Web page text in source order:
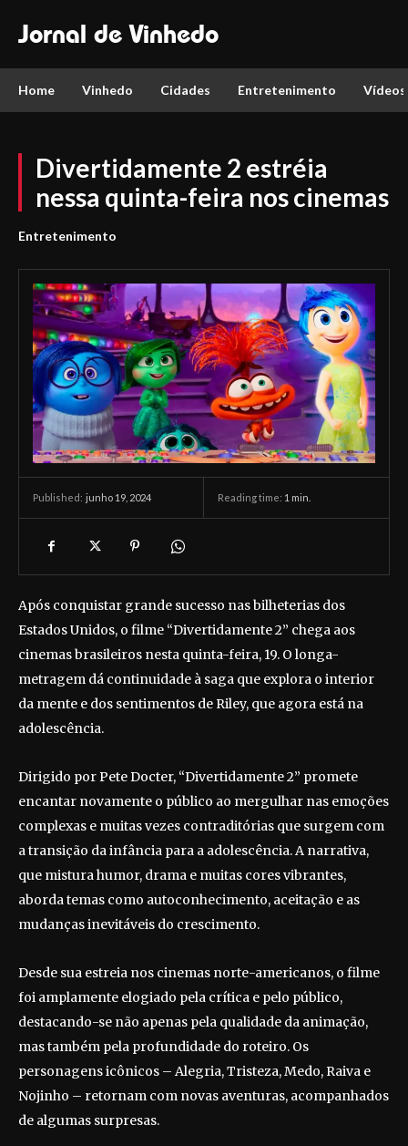
Jornal de Vinhedo
Home Vinhedo Cidades Entretenimento Vídeos
Divertidamente 2 estréia
nessa quinta-feira nos cinemas
Entretenimento
Published: junho 19, 2024 Reading time: 1 min.
Após conquistar grande sucesso nas bilheterias dos
Estados Unidos, o filme “Divertidamente 2” chega aos
cinemas brasileiros nesta quinta-feira, 19. O longa-
metragem dá continuidade à saga que explora o interior
da mente e dos sentimentos de Riley, que agora está na
adolescência.
Dirigido por Pete Docter, “Divertidamente 2” promete
encantar novamente o público ao mergulhar nas emoções
complexas e muitas vezes contraditórias que surgem com
a transição da infância para a adolescência. A narrativa,
que mistura humor, drama e muitas cores vibrantes,
aborda temas como autoconhecimento, aceitação e as
mudanças inevitáveis do crescimento.
Desde sua estreia nos cinemas norte-americanos, o filme
foi amplamente elogiado pela crítica e pelo público,
destacando-se não apenas pela qualidade da animação,
mas também pela profundidade do roteiro. Os
personagens icônicos – Alegria, Tristeza, Medo, Raiva e
Nojinho – retornam com novas aventuras, acompanhados
de algumas surpresas.